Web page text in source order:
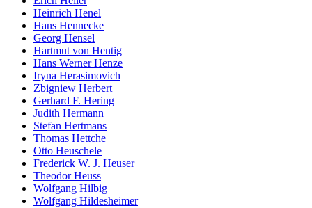
Heinrich Henel
Hans Hennecke
Georg Hensel
Hartmut von Hentig
Hans Werner Henze
Iryna Herasimovich
Zbigniew Herbert
Gerhard F. Hering
Judith Hermann
Stefan Hertmans
Thomas Hettche
Otto Heuschele
Frederick W. J. Heuser
Theodor Heuss
Wolfgang Hilbig
Wolfgang Hildesheimer